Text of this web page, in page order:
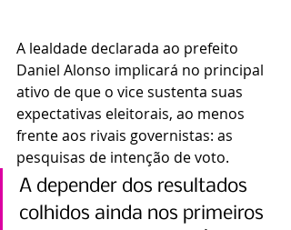
A lealdade declarada ao prefeito
Daniel Alonso implicará no principal
ativo de que o vice sustenta suas
expectativas eleitorais, ao menos
frente aos rivais governistas: as
pesquisas de intenção de voto.
A depender dos resultados
colhidos ainda nos primeiros